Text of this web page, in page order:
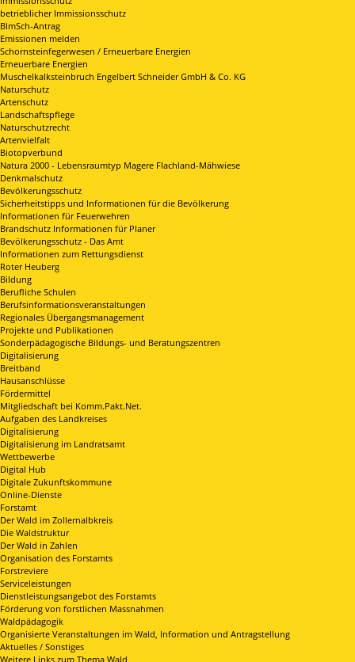
betrieblicher Immissionsschutz
BImSch-Antrag
Emissionen melden
Schornsteinfegerwesen / Erneuerbare Energien
Erneuerbare Energien
Muschelkalksteinbruch Engelbert Schneider GmbH & Co. KG
Naturschutz
Artenschutz
Landschaftspflege
Naturschutzrecht
Artenvielfalt
Biotopverbund
Natura 2000 - Lebensraumtyp Magere Flachland-Mähwiese
Denkmalschutz
Bevölkerungsschutz
Sicherheitstipps und Informationen für die Bevölkerung
Informationen für Feuerwehren
Brandschutz Informationen für Planer
Bevölkerungsschutz - Das Amt
Informationen zum Rettungsdienst
Roter Heuberg
Bildung
Berufliche Schulen
Berufsinformationsveranstaltungen
Regionales Übergangsmanagement
Projekte und Publikationen
Sonderpädagogische Bildungs- und Beratungszentren
Digitalisierung
Breitband
Hausanschlüsse
Fördermittel
Mitgliedschaft bei Komm.Pakt.Net.
Aufgaben des Landkreises
Digitalisierung
Digitalisierung im Landratsamt
Wettbewerbe
Digital Hub
Digitale Zukunftskommune
Online-Dienste
Forstamt
Der Wald im Zollernalbkreis
Die Waldstruktur
Der Wald in Zahlen
Organisation des Forstamts
Forstreviere
Serviceleistungen
Dienstleistungsangebot des Forstamts
Förderung von forstlichen Massnahmen
Waldpädagogik
Organisierte Veranstaltungen im Wald, Information und Antragstellung
Aktuelles / Sonstiges
Weitere Links zum Thema Wald